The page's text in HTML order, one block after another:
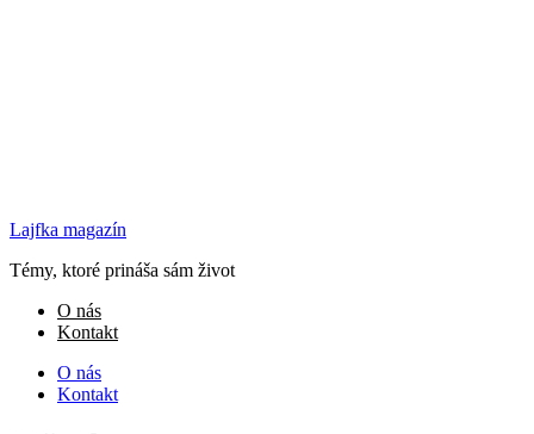
Lajfka magazín
Témy, ktoré prináša sám život
O nás
Kontakt
O nás
Kontakt